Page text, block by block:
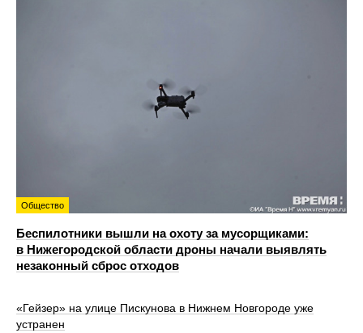
Общество
Беспилотники вышли на охоту за мусорщиками:
в Нижегородской области дроны начали выявлять
незаконный сброс отходов
«Гейзер» на улице Пискунова в Нижнем Новгороде уже
устранен